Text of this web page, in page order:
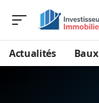
Actualités Baux